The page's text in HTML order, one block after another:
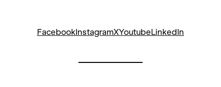
FacebookInstagramXYoutubeLinkedIn